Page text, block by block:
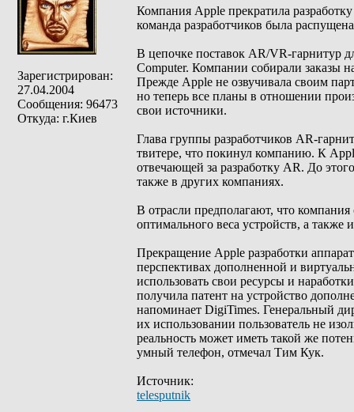
Зарегистрирован:
27.04.2004
Сообщения: 96473
Откуда: г.Киев
Компания Apple прекратила
команда разработчиков была
В цепочке поставок AR/VR-гарнитур
Computer. Компании собирали заказы
Прежде Apple не озвучивала своим
но теперь все планы в отношении
свои источники.
Глава группы разработчиков AR-
твитере, что покинул компанию. К
отвечающей за разработку AR. До
также в других компаниях.
В отрасли предполагают, что компания
оптимального веса устройств, а также
Прекращение Apple разработки
перспективах дополненной и
использовать свои ресурсы и
получила патент на устройство
напоминает DigiTimes. Генеральный
их использовании пользователь не
реальность может иметь такой же
умный телефон, отмечал Тим Кук.
Источник:
telesputnik